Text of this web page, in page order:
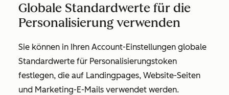
Globale Standardwerte für die
Personalisierung verwenden
Sie können in Ihren Account-Einstellungen globale
Standardwerte für Personalisierungstoken
festlegen, die auf Landingpages, Website-Seiten
und Marketing-E-Mails verwendet werden.